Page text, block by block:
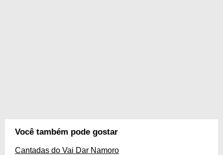
Você também pode gostar
Cantadas do Vai Dar Namoro